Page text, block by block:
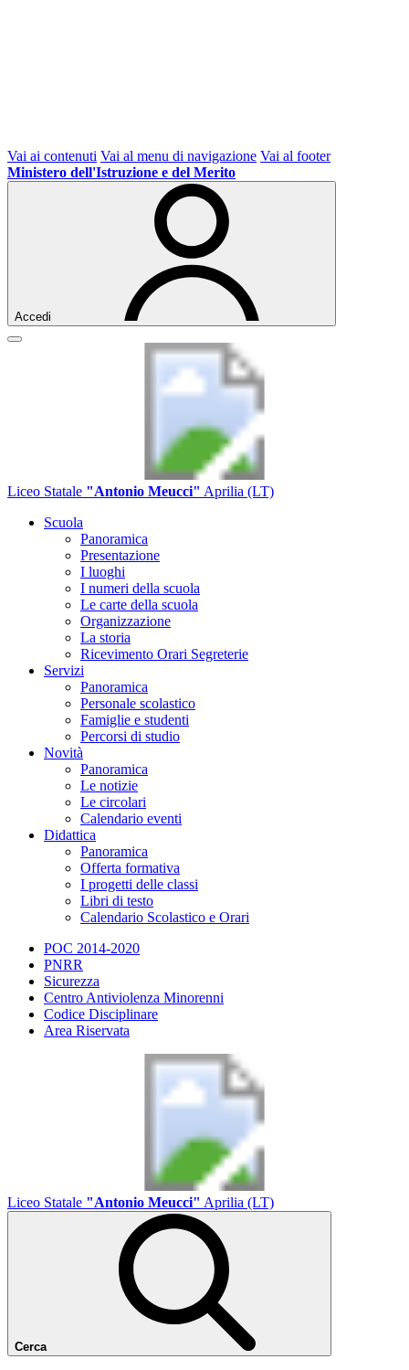
Vai ai contenuti Vai al menu di navigazione Vai al footer
Ministero dell'Istruzione e del Merito
Accedi
Liceo Statale "Antonio Meucci" Aprilia (LT)
Scuola
Panoramica
Presentazione
I luoghi
I numeri della scuola
Le carte della scuola
Organizzazione
La storia
Ricevimento Orari Segreterie
Servizi
Panoramica
Personale scolastico
Famiglie e studenti
Percorsi di studio
Novità
Panoramica
Le notizie
Le circolari
Calendario eventi
Didattica
Panoramica
Offerta formativa
I progetti delle classi
Libri di testo
Calendario Scolastico e Orari
POC 2014-2020
PNRR
Sicurezza
Centro Antiviolenza Minorenni
Codice Disciplinare
Area Riservata
Liceo Statale "Antonio Meucci" Aprilia (LT)
Cerca